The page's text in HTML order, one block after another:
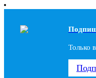
Только